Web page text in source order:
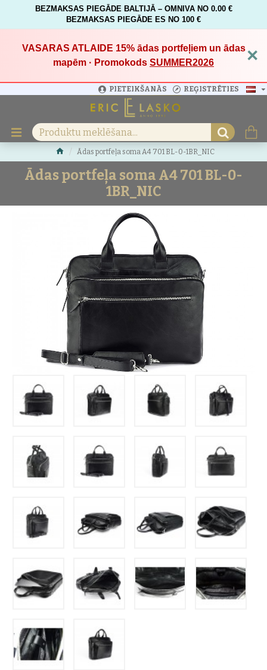
BEZMAKSAS PIEGĀDE BALTIJĀ – OMNIVA NO 0.00 €
BEZMAKSAS PIEGĀDE ES NO 100 €
VASARAS ATLAIDE 15%ādas portfeļiem un ādas
mapēm · Promokods SUMMER2026 ×
PIETEIKŠANĀS REĢISTRĒTIES
Ādas portfeļa soma A4 701 BL-0-1BR_NIC
Ādas portfeļa soma A4 701 BL-0-
1BR_NIC